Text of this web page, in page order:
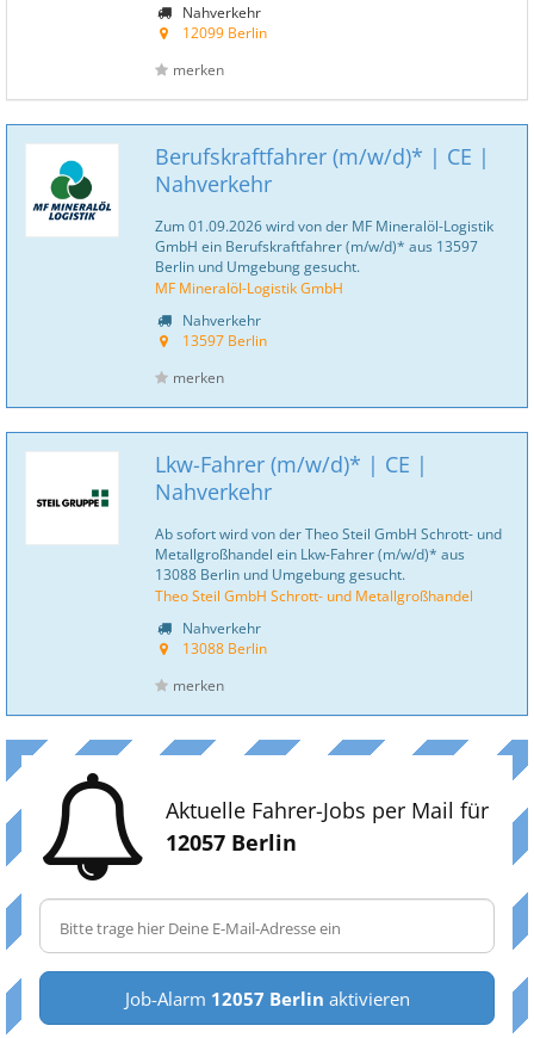
Nahverkehr
12099 Berlin
merken
Berufskraftfahrer (m/w/d)* | CE |
Nahverkehr
Zum 01.09.2026 wird von der MF Mineralöl-Logistik
GmbH ein Berufskraftfahrer (m/w/d)* aus 13597
Berlin und Umgebung gesucht.
MF Mineralöl-Logistik GmbH
Nahverkehr
13597 Berlin
merken
Lkw-Fahrer (m/w/d)* | CE |
Nahverkehr
Ab sofort wird von der Theo Steil GmbH Schrott- und
Metallgroßhandel ein Lkw-Fahrer (m/w/d)* aus
13088 Berlin und Umgebung gesucht.
Theo Steil GmbH Schrott- und Metallgroßhandel
Nahverkehr
13088 Berlin
merken
Aktuelle Fahrer-Jobs per Mail für
12057 Berlin
Job-Alarm 12057 Berlin aktivieren